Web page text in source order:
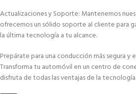
Actualizaciones y Soporte: Mantenemos
ofrecemos un sólido soporte al cliente para
la última tecnología a tu alcance.
Prepárate para una conducción más segura
Transforma tu automóvil en un centro de
disfruta de todas las ventajas de la